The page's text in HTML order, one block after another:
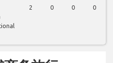
2 0 0 0